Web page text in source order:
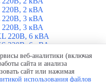
220В, 2 кВА
220В, 3 кВА
220В, 3 кВА
220В, 6 кВА
220В, 6 кВА
220В, 10 кВА
220В, 10 кВА
90 кВА ▼
веб-аналитики (включая
сайта и анализа
сайт или нажимая
использования файлов